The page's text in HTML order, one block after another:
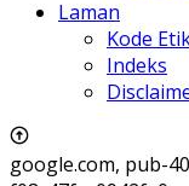
Laman
Kode
Indeks
google.com, pub-